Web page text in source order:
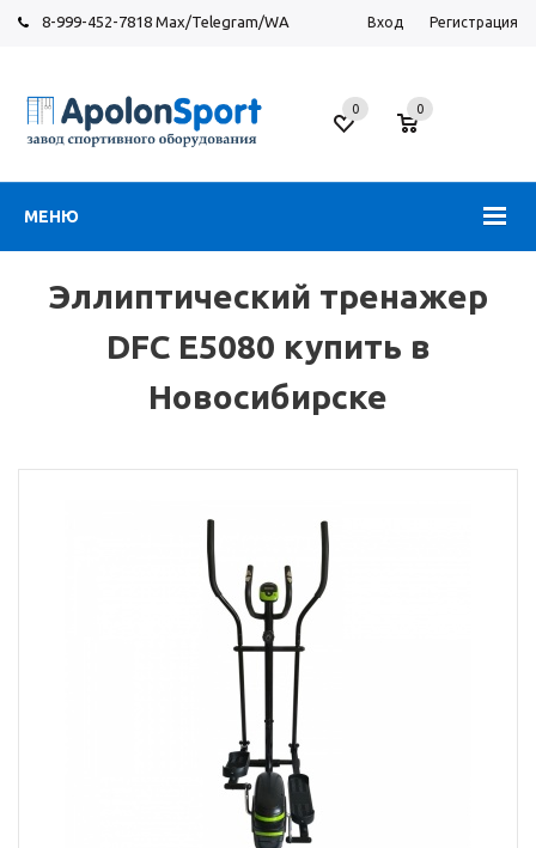
8-999-452-7818 Max/Telegram/WA Вход Регистрация
МЕНЮ
Новосибирск
ул.
0
0
Эллиптический тренажер
DFC E5080 купить в
Новосибирске